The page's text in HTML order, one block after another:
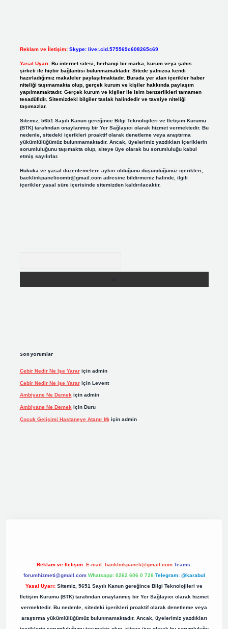
Reklam ve İletişim: Skype: live:.cid.575569c608265c69
Yasal Uyarı: Bu internet sitesi, herhangi bir marka, kurum veya şahıs
şirketi ile hiçbir bağlantısı bulunmamaktadır. Sitede yalnızca kendi
hazırladığımız makaleler paylaşılmaktadır. Burada yer alan içerikler haber
niteliği taşımamakta olup, gerçek kurum ve kişiler hakkında paylaşım
yapılmamaktadır. Gerçek kurum ve kişiler ile isim benzerlikleri tamamen
tesadüfidir. Sitemizdeki bilgiler taslak halindedir ve tavsiye niteliği
taşımazlar.
Sitemiz, 5651 Sayılı Kanun gereğince Bilgi Teknolojileri ve İletişim Kurumu
(BTK) tarafından onaylanmış bir Yer Sağlayıcı olarak hizmet vermektedir. Bu
nedenle, sitedeki içerikleri proaktif olarak denetleme veya araştırma
yükümlülüğümüz bulunmamaktadır. Ancak, üyelerimiz yazdıkları içeriklerin
sorumluluğunu taşımakta olup, siteye üye olarak bu sorumluluğu kabul
etmiş sayılırlar.
Hukuka ve yasal düzenlemelere aykırı olduğunu düşündüğünüz içerikleri,
backlinkpanelicomtr@gmail.comadresine bildirmeniz halinde, ilgili
içerikler yasal süre içerisinde sitemizden kaldırılacaktır.
Son yorumlar
Cebir Nedir Ne Işe Yarariçin admin
Cebir Nedir Ne Işe Yarariçin Levent
Ambiyane Ne Demekiçin admin
Ambiyane Ne Demek için Duru
Çocuk Gelişimi Hastaneye Atanır Mı için admin
Reklam ve İletişim: E-mail: backlinkpaneli@gmail.com Teams:
forumhizmeti@gmail.com Whatsapp: 0262 606 0 726 Telegram: @karabul
Yasal Uyarı: Sitemiz, 5651 Sayılı Kanun gereğince Bilgi Teknolojileri ve
İletişim Kurumu (BTK) tarafından onaylanmış bir Yer Sağlayıcı olarak hizmet
vermektedir. Bu nedenle, sitedeki içerikleri proaktif olarak denetleme veya
araştırma yükümlülüğümüz bulunmamaktadır. Ancak, üyelerimiz yazdıkları